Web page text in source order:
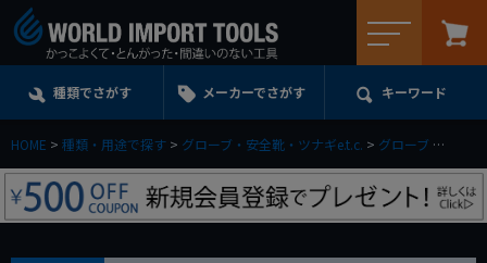
種類でさがす メーカーでさがす キーワード
HOME 種類・用途で探す グローブ・安全靴・ツナギe.t.c. グローブ